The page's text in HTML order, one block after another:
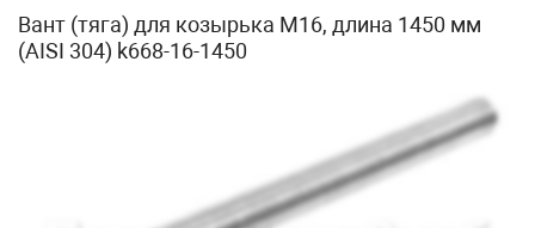
Вант (тяга) для козырька М16, длина 1450 мм
(AISI 304) k668-16-1450